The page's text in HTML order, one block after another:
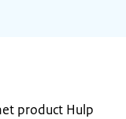
product Hulp